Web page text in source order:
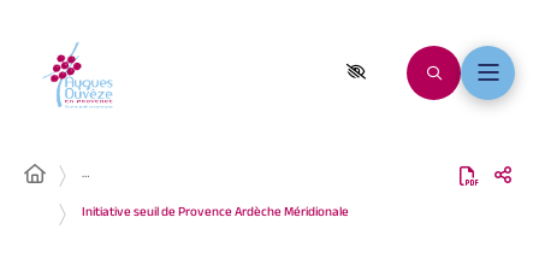
…
Initiative seuil de Provence Ardèche Méridionale